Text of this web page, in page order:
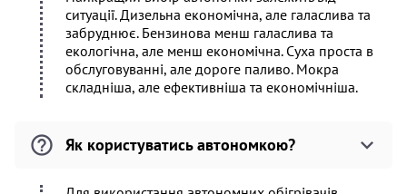
ситуації. Дизельна економічна, але галаслива та
забруднює. Бензинова менш галаслива та
екологічна, але менш економічна. Суха проста в
обслуговуванні, але дороге паливо. Мокра
складніша, але ефективніша та економічніша.
Як користуватись автономкою?